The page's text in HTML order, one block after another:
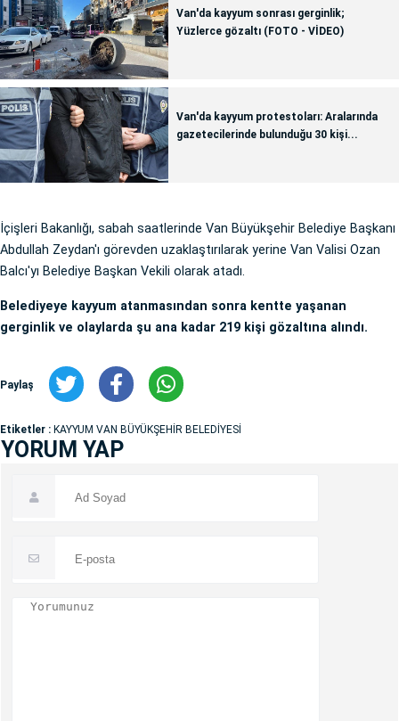
Van'da kayyum sonrası gerginlik;
Yüzlerce gözaltı (FOTO - VİDEO)
Van'da kayyum protestoları: Aralarında
gazetecilerinde bulunduğu 30 kişi...
İçişleri Bakanlığı, sabah saatlerinde Van Büyükşehir Belediye Başkanı
Abdullah Zeydan'ı görevden uzaklaştırılarak yerine Van Valisi Ozan
Balcı'yı Belediye Başkan Vekili olarak atadı.
Belediyeye kayyum atanmasından sonra kentte yaşanan
gerginlik ve olaylarda şu ana kadar 219 kişi gözaltına alındı.
Paylaş
Etiketler : KAYYUM VAN BÜYÜKŞEHİR BELEDİYESİ
YORUM YAP